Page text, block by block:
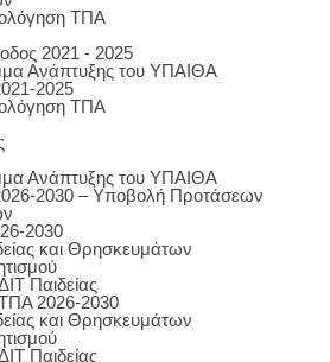
ΤΠΑ
2021 - 2025
Ανάπτυξης του ΥΠΑΙΘΑ
2025
ΤΠΑ
Ανάπτυξης του ΥΠΑΙΘΑ
2030 – Υποβολή Προτάσεων
2030
και Θρησκευμάτων
Παιδείας
2026-2030
και Θρησκευμάτων
Παιδείας